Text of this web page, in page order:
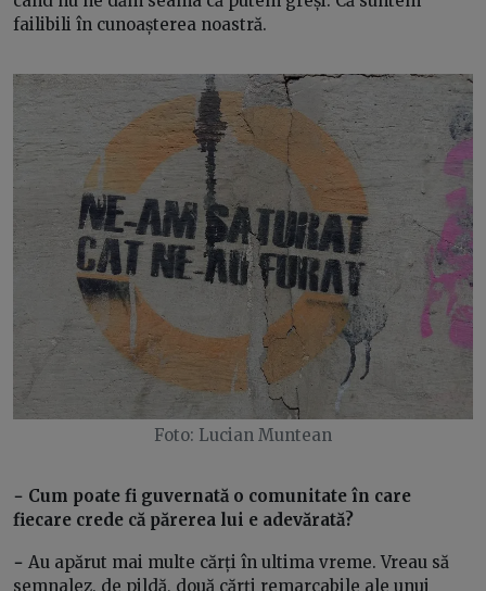
failibili în cunoașterea noastră.
Foto: Lucian Muntean
− Cum poate fi guvernată o comunitate în care
fiecare crede că părerea lui e adevărată?
− Au apărut mai multe cărți în ultima vreme. Vreau să
semnalez, de pildă, două cărți remarcabile ale unui